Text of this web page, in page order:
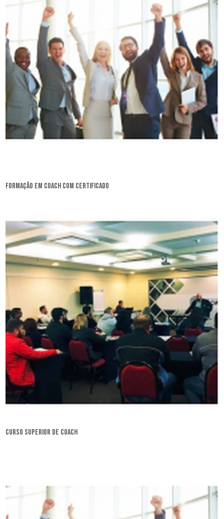
formação em coach com certificado
curso superior de coach